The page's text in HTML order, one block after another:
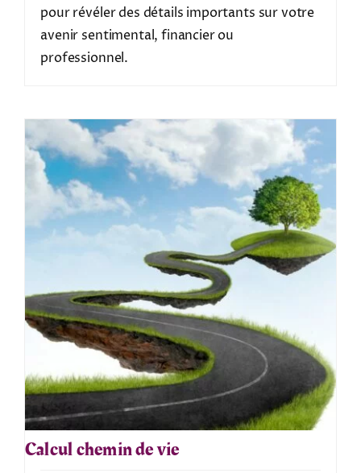
pour révéler des détails importants sur votre
avenir sentimental, financier ou
professionnel.
Calcul chemin de vie